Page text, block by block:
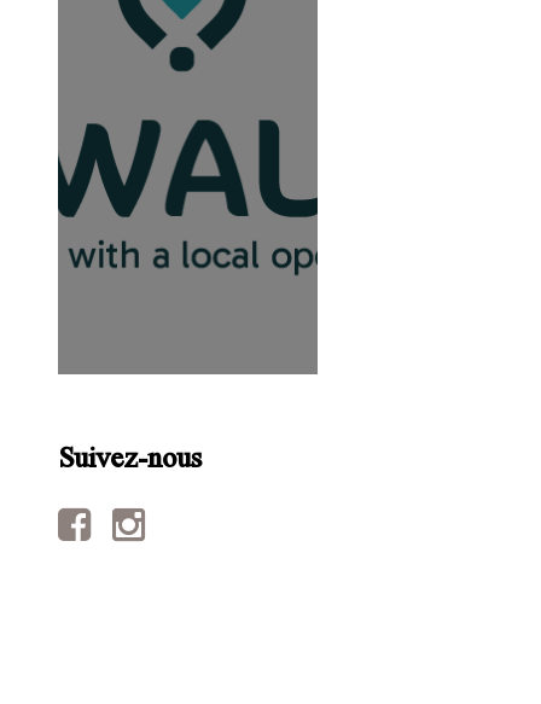
Suivez-nous